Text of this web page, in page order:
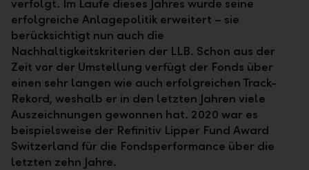
verfolgt. Im Laufe dieses Jahres wurde seine
erfolgreiche Anlagepolitik erweitert – sie
berücksichtigt nun auch die
Nachhaltigkeitskriterien der LLB. Schon aus der
Zeit vor der Umstellung verfügt der Fonds über
einen sehr langen wie auch erfolgreichen Track-
Rekord, weshalb er in den letzten Jahren viele
Auszeichnungen gewonnen hat. 2020 war es
beispielsweise der Refinitiv Lipper Fund Award
Switzerland für die Fondsperformance über die
letzten zehn Jahre.